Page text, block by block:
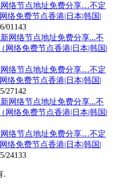
网络节点地址免费分享…不定
络免费节点香港|日本|韩国|
01 143
网络节点地址免费分享…不定
络免费节点香港|日本|韩国|
27142
网络节点地址免费分享…不定
络免费节点香港|日本|韩国|
24133
.